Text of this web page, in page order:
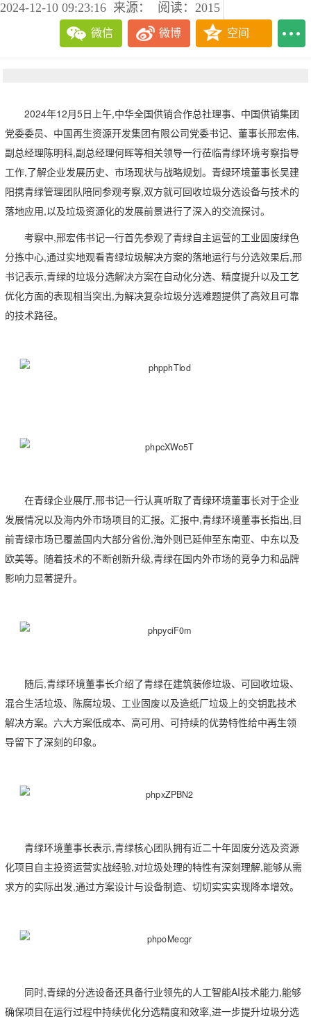
2024-12-10 09:23:16 来源： 阅读：2015
微信 微博 空间
2024年12月5日上午,中华全国供销合作总社理事、中国供销集团
党委委员、中国再生资源开发集团有限公司党委书记、董事长邢宏伟,
副总经理陈明科,副总经理何晖等相关领导一行莅临青绿环境考察指导
工作,了解企业发展历史、市场现状与战略规划。青绿环境董事长吴建
阳携青绿管理团队陪同参观考察,双方就可回收垃圾分选设备与技术的
落地应用,以及垃圾资源化的发展前景进行了深入的交流探讨。
考察中,邢宏伟书记一行首先参观了青绿自主运营的工业固废绿色
分拣中心,通过实地观看青绿垃圾解决方案的落地运行与分选效果后,邢
书记表示,青绿的垃圾分选解决方案在自动化分选、精度提升以及工艺
优化方面的表现相当突出,为解决复杂垃圾分选难题提供了高效且可靠
的技术路径。
在青绿企业展厅,邢书记一行认真听取了青绿环境董事长对于企业
发展情况以及海内外市场项目的汇报。汇报中,青绿环境董事长指出,目
前青绿市场已覆盖国内大部分省份,海外则已延伸至东南亚、中东以及
欧美等。随着技术的不断创新升级,青绿在国内外市场的竞争力和品牌
影响力显著提升。
随后,青绿环境董事长介绍了青绿在建筑装修垃圾、可回收垃圾、
混合生活垃圾、陈腐垃圾、工业固废以及造纸厂垃圾上的交钥匙技术
解决方案。六大方案低成本、高可用、可持续的优势特性给中再生领
导留下了深刻的印象。
青绿环境董事长表示,青绿核心团队拥有近二十年固废分选及资源
化项目自主投资运营实战经验,对垃圾处理的特性有深刻理解,能够从需
求方的实际出发,通过方案设计与设备制造、切切实实实现降本增效。
同时,青绿的分选设备还具备行业领先的人工智能AI技术能力,能够
确保项目在运行过程中持续优化分选精度和效率,进一步提升垃圾分选